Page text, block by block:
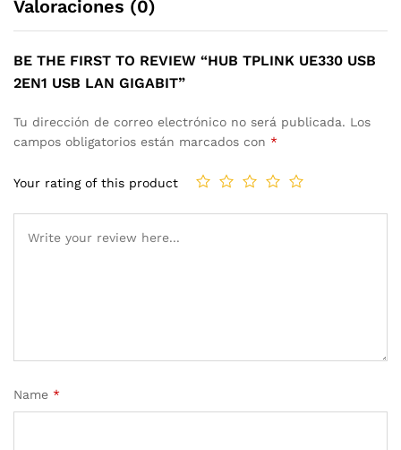
Valoraciones (0)
BE THE FIRST TO REVIEW “HUB TPLINK UE330 USB
2EN1 USB LAN GIGABIT”
Tu dirección de correo electrónico no será publicada. Los
campos obligatorios están marcados con *
Your rating of this product
Name *